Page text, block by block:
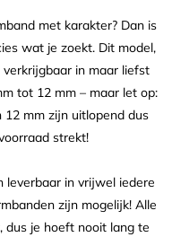
met karakter? Dan is
wat je zoekt. Dit model,
in maar liefst
tot 12 mm – maar let op:
12 mm zijn uitlopend dus
strekt!
leverbaar in vrijwel iedere
zijn mogelijk! Alle
dus je hoeft nooit lang te